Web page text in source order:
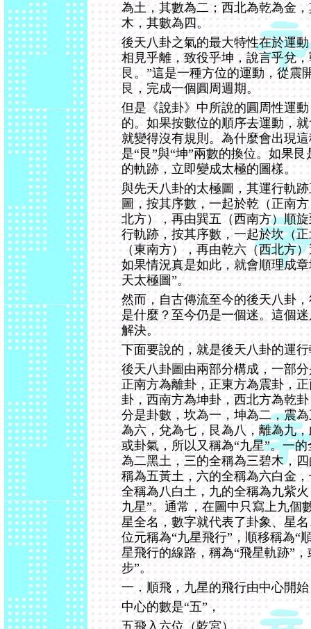
為土，其數為二；西北為乾為金
木，其數為四。
後天八卦之氣的最大特性在於運
相見乎離，致役乎坤，說言乎兌
艮。”這是一種方位的運動，從震
艮，完成一個圓周週期。
但是《說卦》中所說的圓周性運
的。如果按數位的順序去運動，
就變得沒有規則。為什麼會出現
是“艮”與“坤”兩數的換位。如果
的軌跡，立即變成太極的圖樣。
與先天八卦的太極圖，其運行軌
圖，按其序數，一起於乾（正南
北方），再由巽五（西南方）順
行軌跡，按其序數，一起於坎（
（東南方），再由乾六（西北方
如果情況真是如此，就會順理成
天太極圖”。
然而，自古傳流至今的後天八卦
是什麼？至今仍是一個迷。這個
解決。
下面要說的，就是後天八卦的運
後天八卦圖由兩部分構成，一部
正南方為離卦，正東方為震卦，
卦，西南方為坤卦，西北方為乾
分是卦數，坎為一，坤為二，震
為六，兌為七，艮為八，離為九
或卦氣，所以又稱為“九星”。一
為二黑土，三的全稱為三碧木，
稱為五黃土，六的全稱為六白金
全稱為八白土，九的全稱為九紫
九星”。通常，在圖中只寫上九個
星全名，數字就代表了卦象、星
位元稱為“九星飛行”，順移稱為“
星飛行的線路，稱為“飛星軌跡”
步”。
一．順飛，九星的飛行由中心開
中心的數是“五”，
五飛入六位（乾宮），